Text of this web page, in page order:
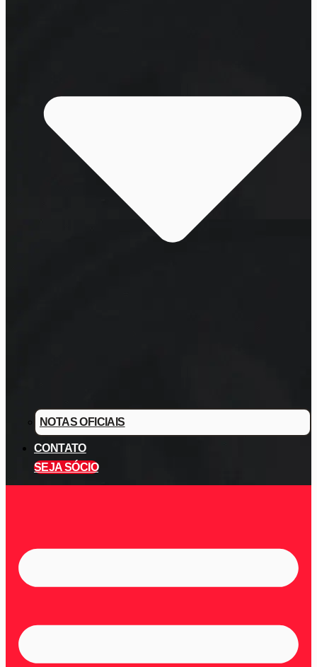
NOTAS OFICIAIS
CONTATO
SEJA SÓCIO